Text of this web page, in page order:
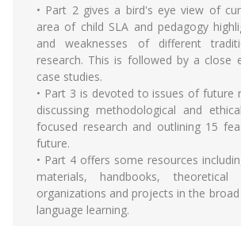
• Part 2 gives a bird's eye view of
area of child SLA and pedagogy
and weaknesses of different
research. This is followed by a close
case studies.
• Part 3 is devoted to issues of future
discussing methodological and
focused research and outlining 15
future.
• Part 4 offers some resources
materials, handbooks,
organizations and projects in the
language learning.